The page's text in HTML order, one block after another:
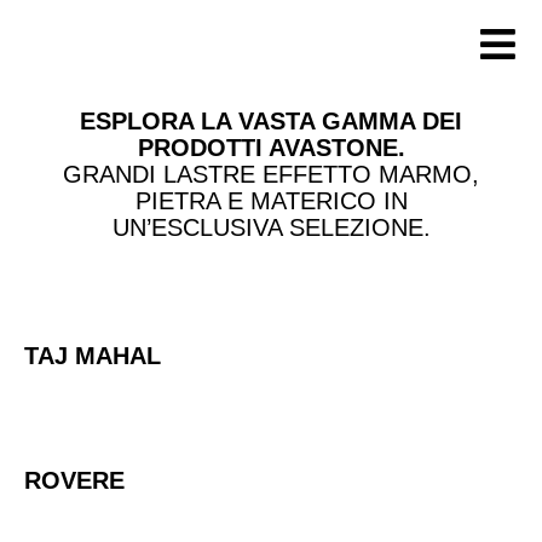
ESPLORA LA VASTA GAMMA DEI
PRODOTTI AVASTONE.
GRANDI LASTRE EFFETTO MARMO,
PIETRA E MATERICO IN
UN’ESCLUSIVA SELEZIONE.
TAJ MAHAL
ROVERE